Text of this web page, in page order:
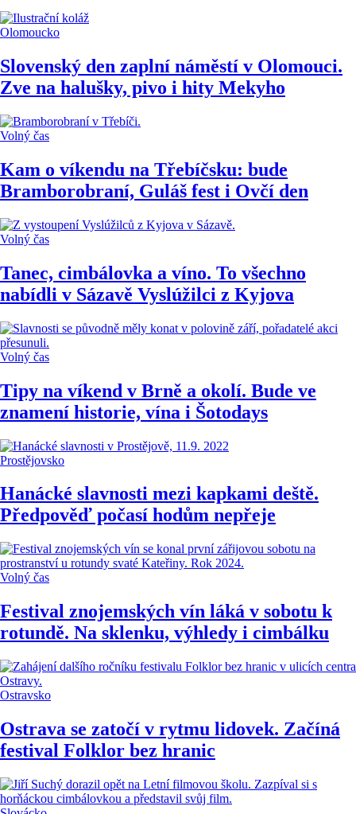
Olomoucko
Slovenský den zaplní náměstí v Olomouci.
Zve na halušky, pivo i hity Mekyho
Volný čas
Kam o víkendu na Třebíčsku: bude
Bramborobraní, Guláš fest i Ovčí den
Volný čas
Tanec, cimbálovka a víno. To všechno
nabídli v Sázavě Vyslúžilci z Kyjova
Volný čas
Tipy na víkend v Brně a okolí. Bude ve
znamení historie, vína i Šotodays
Prostějovsko
Hanácké slavnosti mezi kapkami deště.
Předpověď počasí hodům nepřeje
Volný čas
Festival znojemských vín láká v sobotu k
rotundě. Na sklenku, výhledy i cimbálku
Ostravsko
Ostrava se zatočí v rytmu lidovek. Začíná
festival Folklor bez hranic